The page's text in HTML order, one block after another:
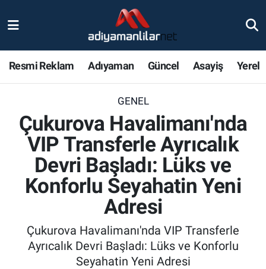
Resmi Reklam Adıyaman Güncel Asayiş Yerel
GENEL
Çukurova Havalimanı'nda
VIP Transferle Ayrıcalık
Devri Başladı: Lüks ve
Konforlu Seyahatin Yeni
Adresi
Çukurova Havalimanı'nda VIP Transferle
Ayrıcalık Devri Başladı: Lüks ve Konforlu
Seyahatin Yeni Adresi
Magazin
Bölge Haberleri
Gündem
Asayiş
Nöbetçi Eczaneler
Adiyaman Namaz Vakitleri
Trafik Durumu
Süper Lig Puan Durumu ve Fikstür
Tüm Manşetler
Son Dakika Haberleri
Haber Arşivi